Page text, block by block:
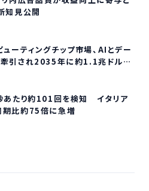
知見公開
ューティングチップ市場、AIとデー
引され2035年に約1.1兆ドル規
あたり約101回を検知 イタリア
比約75倍に急増